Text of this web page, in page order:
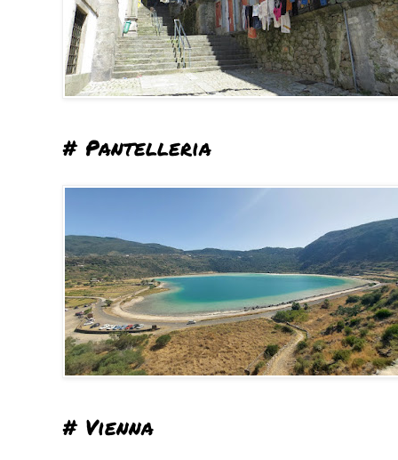
# Pantelleria
# Vienna